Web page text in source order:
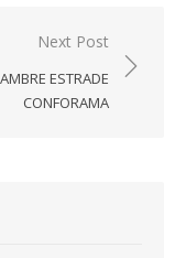
Next Post
ESTRADE
CONFORAMA